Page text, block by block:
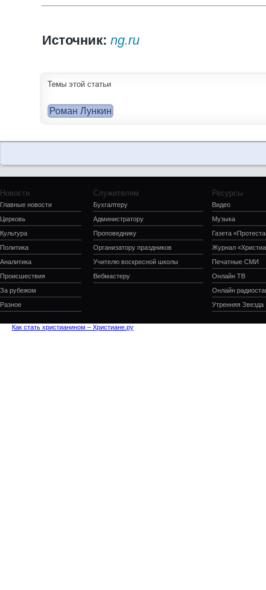
Источник: ng.ru
Темы этой статьи
Роман Лункин
Новости
Главные новости
Церковь
Культура
Политика
Аналитика
Происшествия
За рубежом
Разное
Служителям
Бухгалтеру
Администратору
Проповеднику
Организатору праздников
Учителю воскресной школы
Вебмастеру
Ресурсы
Видео
Музыка
Газета
Журнал
Печатные СМИ
Онлайн ТВ
Онлайн
Утренняя Звезда
Как стать христианином – Христиане.ру